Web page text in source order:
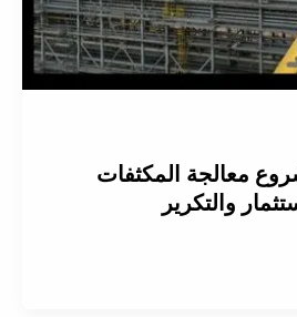
معالجة المكثفات
والتكرير